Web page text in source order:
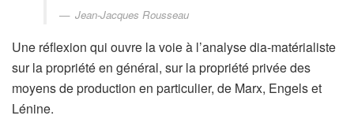
Jean-Jacques Rousseau
Une réflexion qui ouvre la voie à l’analyse dia-matérialiste
sur la propriété en général, sur la propriété privée des
moyens de production en particulier, de Marx, Engels et
Lénine.